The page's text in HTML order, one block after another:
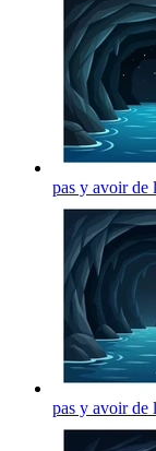
pas y avoir de
pas y avoir de